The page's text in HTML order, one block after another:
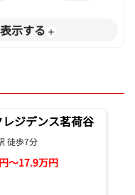
示する
ジデンス茗荷谷
徒歩7分
～17.9万円